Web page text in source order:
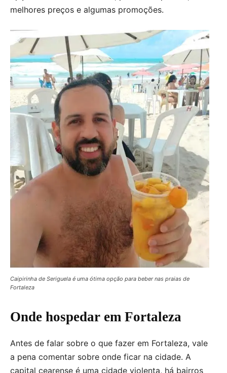
melhores preços e algumas promoções.
Caipirinha de Seriguela é uma ótima opção para beber nas praias de
Fortaleza
Onde hospedar em Fortaleza
Antes de falar sobre o que fazer em Fortaleza, vale
a pena comentar sobre onde ficar na cidade. A
capital cearense é uma cidade violenta, há bairros